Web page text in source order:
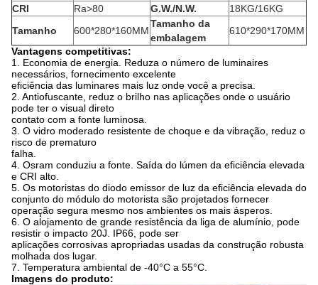
CRI
Ra>80 G.W./N.W.
18KG/16KG
Tamanho
600*280*160MM
Tamanho da
embalagem
610*290*170MM
Vantagens competitivas:
1. Economia de energia. Reduza o número de luminaires
necessários, fornecimento excelente
eficiência das luminares mais luz onde você a precisa.
2. Antiofuscante, reduz o brilho nas aplicações onde o usuário
pode ter o visual direto
contato com a fonte luminosa.
3. O vidro moderado resistente de choque e da vibração, reduz o
risco de prematuro
falha.
4. Osram conduziu a fonte. Saída do lúmen da eficiência elevada
e CRI alto.
5. Os motoristas do diodo emissor de luz da eficiência elevada do
conjunto do módulo do motorista são projetados fornecer
operação segura mesmo nos ambientes os mais ásperos.
6. O alojamento de grande resistência da liga de alumínio, pode
resistir o impacto 20J. IP66, pode ser
aplicações corrosivas apropriadas usadas da construção robusta
molhada dos lugar.
7. Temperatura ambiental de -40°C a 55°C.
Imagens do produto: